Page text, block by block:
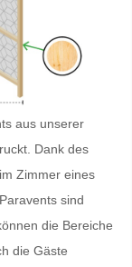
aus unserer
Dank des
Zimmer eines
sind
die Bereiche
die Gäste